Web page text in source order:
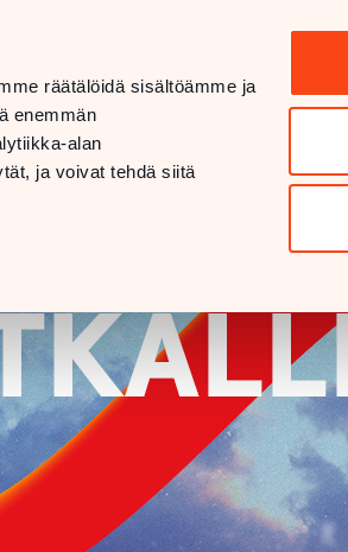
räätälöidä sisältöämme ja
enemmän
alan
ja voivat tehdä siitä